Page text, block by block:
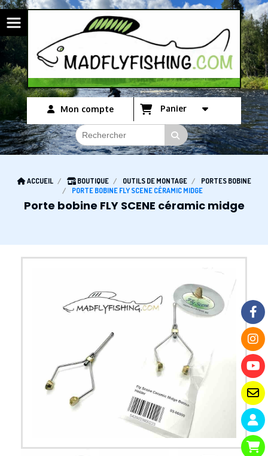
Mon compte Panier
ACCUEIL BOUTIQUE OUTILS DE MONTAGE
PORTES BOBINE
PORTE BOBINE FLY SCENE CÉRAMIC MIDGE
Porte bobine FLY SCENE céramic midge
Panneau de gestion des cookies